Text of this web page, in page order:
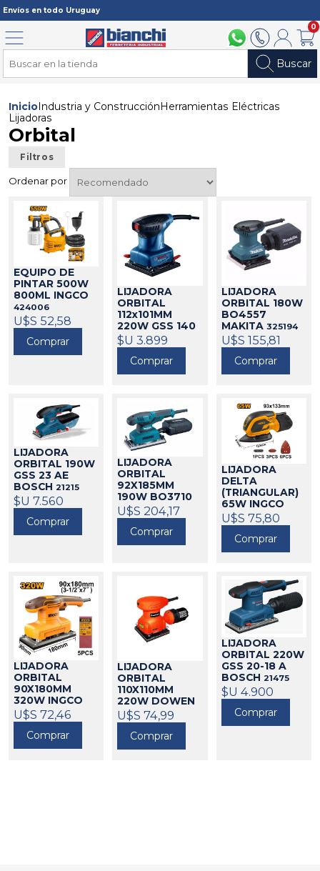
Envíos en todo Uruguay
094 211 1122902 2902Mi cuenta
0
Buscar
Menú
Inicio Industria y Construcción Herramientas Eléctricas
Lijadoras
Orbital
Filtros
Ordenar por
EQUIPO DE
PINTAR 500W
800ML INGCO
424006
U$S 52,58
Comprar
LIJADORA
ORBITAL
112x101MM
220W GSS 140
BOSCH21419
$U 3.899
Comprar
LIJADORA
ORBITAL 180W
BO4557
MAKITA 325194
U$S 155,81
Comprar
LIJADORA
ORBITAL 190W
GSS 23 AE
BOSCH 21215
$U 7.560
Comprar
LIJADORA
ORBITAL
92X185MM
190W BO3710
MAKITA325099
U$S 204,17
Comprar
LIJADORA
DELTA
(TRIANGULAR)
65W INGCO
424087
U$S 75,80
Comprar
LIJADORA
ORBITAL
90X180MM
320W INGCO
424604
U$S 72,46
Comprar
LIJADORA
ORBITAL
110X110MM
220W DOWEN
PAGIO
9993443
424505
U$S 74,99
Comprar
LIJADORA
ORBITAL 220W
GSS 20-18 A
BOSCH 21475
$U 4.900
Comprar